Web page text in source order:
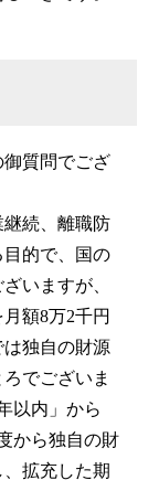
質問でござ
続、離職防
目的で、国の
いますが、
額8万2千円
独自の財源
でございま
以内」から
から独自の財
拡充した期